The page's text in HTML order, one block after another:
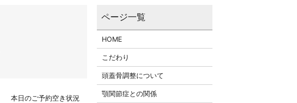
本日のご予約空き状況
HOME
こだわり
頭蓋骨調整について
顎関節症との関係